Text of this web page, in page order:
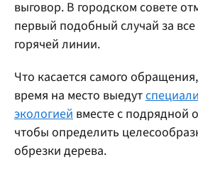
выговор. В городском совете
первый подобный случай за
горячей линии.
Что касается самого
время на место выедут
экологией вместе с подрядной
чтобы определить
обрезки дерева.